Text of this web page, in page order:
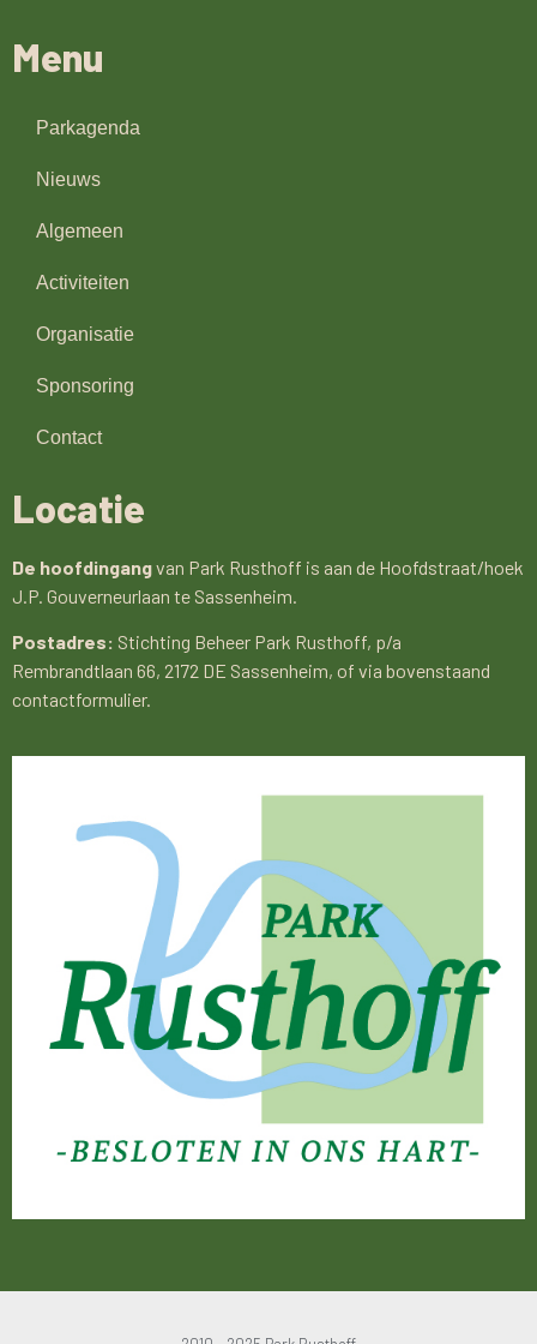
Menu
Parkagenda
Nieuws
Algemeen
Activiteiten
Organisatie
Sponsoring
Contact
Locatie
De hoofdingangvan Park Rusthoff is aan de Hoofdstraat/hoek
J.P. Gouverneurlaan te Sassenheim.
Postadres: Stichting Beheer Park Rusthoff, p/a
Rembrandtlaan 66, 2172 DE Sassenheim, of via bovenstaand
contactformulier.